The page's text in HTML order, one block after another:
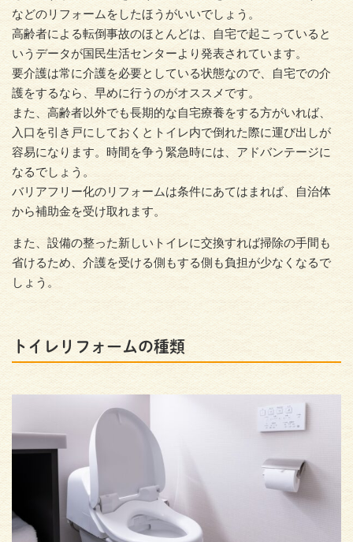
などのリフォームをしたほうがいいでしょう。
高齢者による転倒事故のほとんどは、自宅で起こっていると
いうデータが国民生活センターより発表されています。
要介護は常に介護を必要としている状態なので、自宅での介
護をするなら、早めに行うのがオススメです。
また、高齢者以外でも長期的な自宅療養をする方がいれば、
入口を引き戸にしておくとトイレ内で倒れた際に運び出しが
容易になります。時間を争う緊急時には、アドバンテージに
なるでしょう。
バリアフリー化のリフォームは条件にあてはまれば、自治体
から補助金を受け取れます。
また、設備の整った新しいトイレに交換すれば掃除の手間も
省けるため、介護を受ける側もする側も負担が少なくなるで
しょう。
トイレリフォームの種類